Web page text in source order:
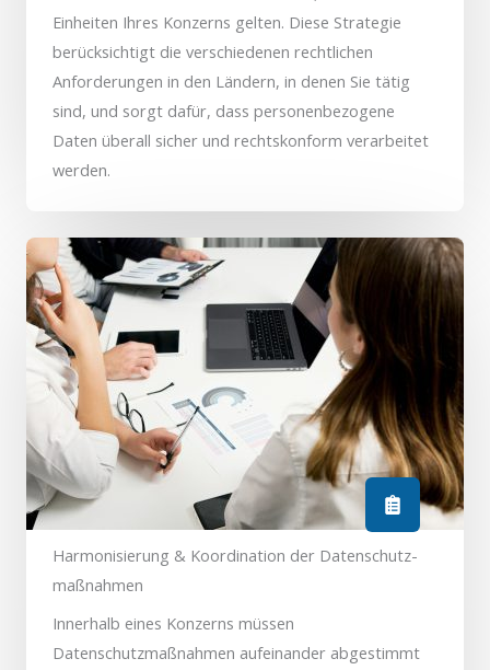
Einheiten Ihres Konzerns gelten. Diese Strategie
berücksichtigt die verschiedenen rechtlichen
Anforderungen in den Ländern, in denen Sie tätig
sind, und sorgt dafür, dass personenbezogene
Daten überall sicher und rechtskonform verarbeitet
werden.
Harmonisierung & Koordination der Datenschutz-
maßnahmen
Innerhalb eines Konzerns müssen
Datenschutzmaßnahmen aufeinander abgestimmt